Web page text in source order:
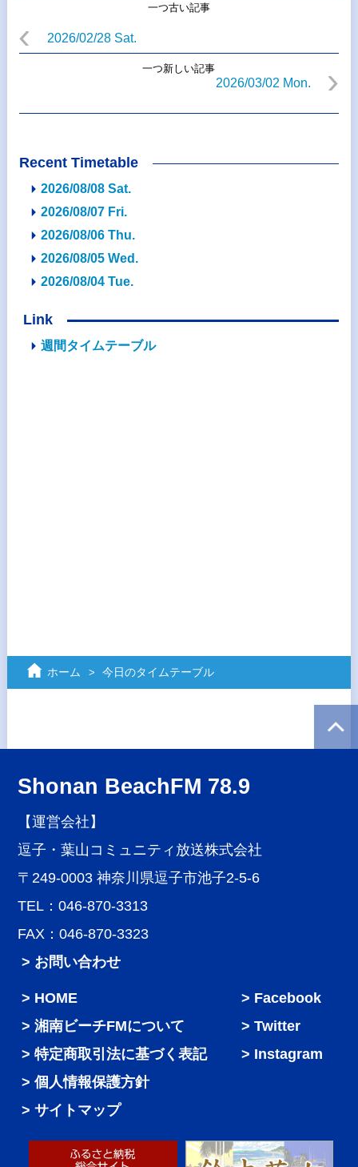
一つ古い記事
2026/02/28 Sat.
一つ新しい記事
2026/03/02 Mon.
Recent Timetable
2026/08/08 Sat.
2026/08/07 Fri.
2026/08/06 Thu.
2026/08/05 Wed.
2026/08/04 Tue.
Link
週間タイムテーブル
ホーム 今日のタイムテーブル
Shonan BeachFM 78.9
【運営会社】
逗子・葉山コミュニティ放送株式会社
〒249-0003 神奈川県逗子市池子2-5-6
TEL：046-870-3313
FAX：046-870-3323
> お問い合わせ
HOME
湘南ビーチFMについて
特定商取引法に基づく表記
個人情報保護方針
サイトマップ
Facebook
Twitter
Instagram